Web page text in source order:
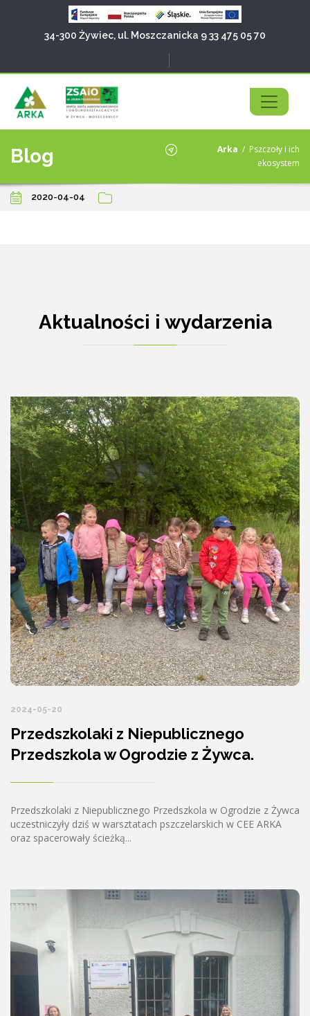
34-300 Żywiec, ul. Moszczanicka 933 475 05 70
Blog Arka / Pszczoły i ich
ekosystem
2020-04-04
Aktualności i wydarzenia
2024-05-20
Przedszkolaki z Niepublicznego
Przedszkola w Ogrodzie z Żywca.
Przedszkolaki z Niepublicznego Przedszkola w Ogrodzie z Żywca
uczestniczyły dziś w warsztatach pszczelarskich w CEE ARKA
oraz spacerowały ścieżką...